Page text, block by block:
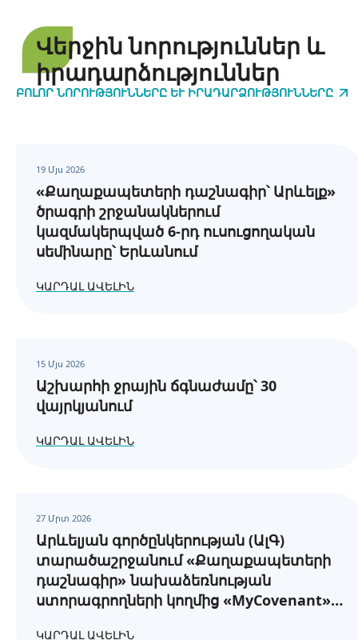
Վերջին նորություններ և
իրադարձություններ
ԲՈԼՈՐ ՆՈՐՈՒԹՅՈՒՆՆԵՐԸ ԵՒ ԻՐԱԴԱՐՁՈՒԹՅՈՒՆՆԵՐԸ
19 Մյս 2026
«Քաղաքապետերի դաշնագիր՝ Արևելք»
ծրագրի շրջանակներում
կազմակերպված 6-րդ ուսուցողական
սեմինարը՝ Երևանում
ԿԱՐԴԱԼ ԱՎԵԼԻՆ
15 Մյս 2026
Աշխարհի ջրային ճգնաժամը՝ 30
վայրկյանում
ԿԱՐԴԱԼ ԱՎԵԼԻՆ
27 Մրտ 2026
Արևելյան գործընկերության (ԱլԳ)
տարածաշրջանում «Քաղաքապետերի
դաշնագիր» նախաձեռնության
ստորագրողների կողմից «MyCovenant»
ԿԱՐԴԱԼ ԱՎԵԼԻՆ